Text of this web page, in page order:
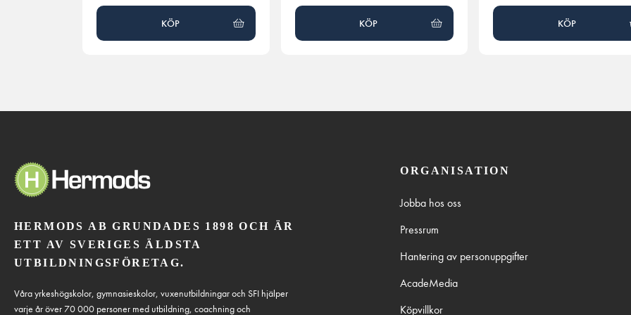
KÖP KÖP KÖP
HERMODS AB GRUNDADES 1898 OCH ÄR
ETT AV SVERIGES ÄLDSTA
UTBILDNINGSFÖRETAG.
Våra yrkeshögskolor, gymnasieskolor, vuxenutbildningar och SFI hjälper
varje år över 70 000 personer med utbildning, coachning och
ORGANISATION
Jobba hos oss
Pressrum
Hantering av personuppgifter
AcadeMedia
Köpvillkor